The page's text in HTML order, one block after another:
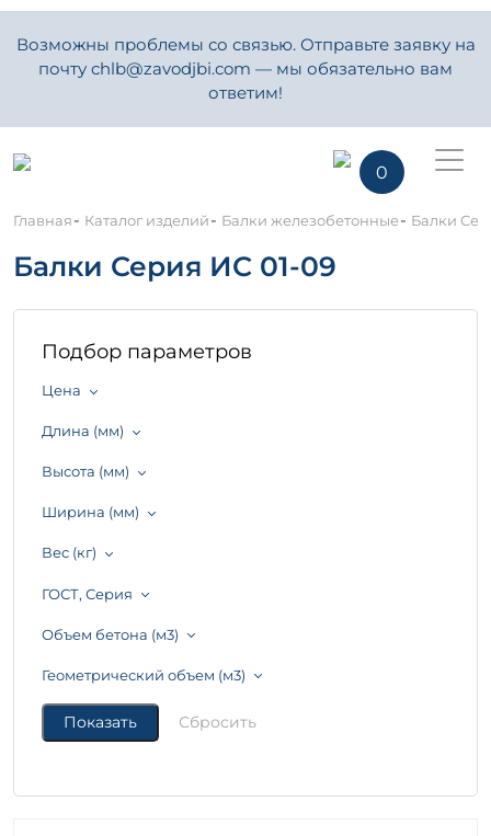
Возможны проблемы со связью. Отправьте заявку на
почту chlb@zavodjbi.com — мы обязательно вам
ответим!
0
Главная- Каталог изделий- Балки железобетонные- Балки
Балки Серия ИС 01-09
Подбор параметров
Цена
Длина (мм)
Высота (мм)
Ширина (мм)
Вес (кг)
ГОСТ, Серия
Объем бетона (м3)
Геометрический объем (м3)